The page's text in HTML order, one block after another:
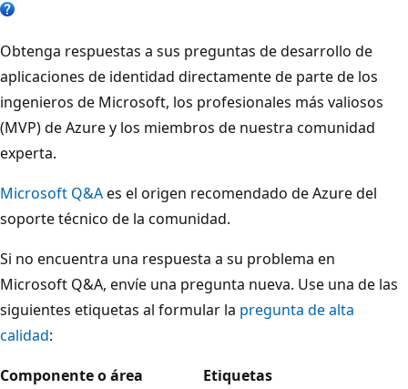
Obtenga respuestas a sus preguntas de desarrollo de
aplicaciones de identidad directamente de parte de los
ingenieros de Microsoft, los profesionales más valiosos
(MVP) de Azure y los miembros de nuestra comunidad
experta.
Microsoft Q&Aes el origen recomendado de Azure del
soporte técnico de la comunidad.
Si no encuentra una respuesta a su problema en
Microsoft Q&A, envíe una pregunta nueva. Use una de las
siguientes etiquetas al formular la pregunta de alta
calidad:
Componente o área
Etiquetas